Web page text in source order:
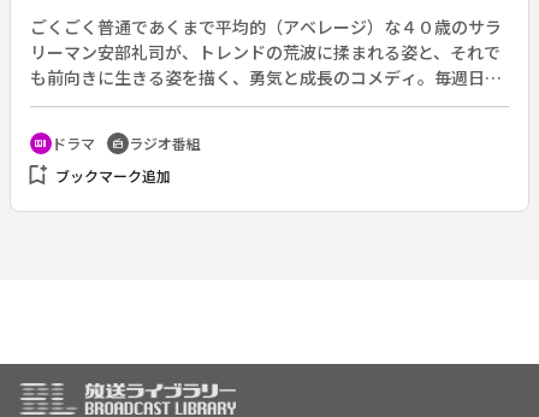
ごくごく普通であくまで平均的（アベレージ）な４０歳のサラ
リーマン安部礼司が、トレンドの荒波に揉まれる姿と、それで
も前向きに生きる姿を描く、勇気と成長のコメディ。毎週日曜
の夕方、３０～４０代リスナーへの「鼻歌みたいな応援歌」と
して、１９８０～９０年代のＪ－ＰＯＰとともに送る。（２０
０６年４月放送開始）◆今回は放送２０年を迎える山下達郎の
「サンデーソングブック」（ＴＯＫＹＯ ＦＭ、日曜午後２時
をテーマに送る５５分。
recent_actors ドラマ radio ラジオ番組
bookmark_add ブックマーク追加